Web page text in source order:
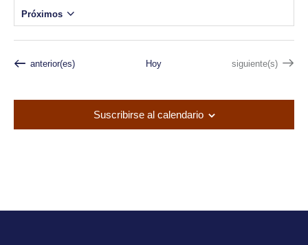
i
s
o
Próximos
S
e
l
c
Eventos
anterior(es) Hoy Eventos
siguiente(s)
Suscribirse al calendario